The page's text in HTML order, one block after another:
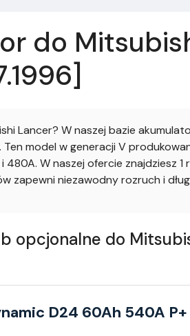
do
Lancer? W naszej bazie
model w generacji V
W naszej ofercie znajdziesz
zapewni niezawodny rozruch i
do
D24 60Ah 540A P+